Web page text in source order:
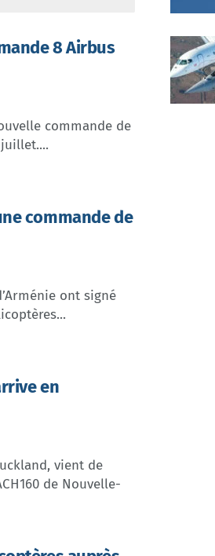
8 Airbus
commande de
commande de
ont signé
en
vient de
de Nouvelle-